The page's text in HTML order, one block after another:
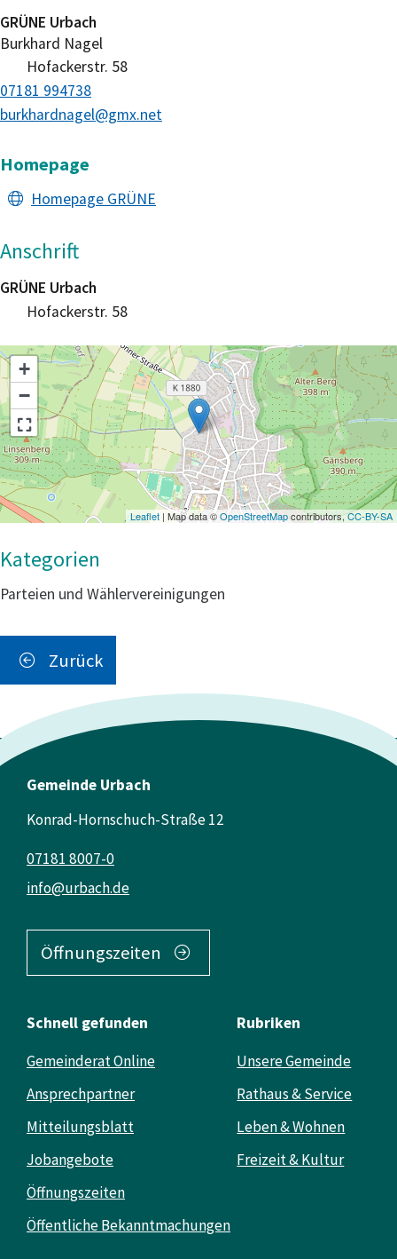
Burkhard Nagel
GRÜNE Urbach
Hofackerstr. 58
burkhardnagel@gmx.net
07181 994738
Homepage
Homepage GRÜNE
Anschrift
GRÜNE Urbach
Hofackerstr. 58
+
−
Leaflet | Map data ©OpenStreetMapcontributors,CC-BY-SA
Parteien und Wählervereinigungen
Zurück
Gemeinde Urbach
Konrad-Hornschuch-Straße 12
info@urbach.de
07181 8007-0
Öffnungszeiten
Schnell gefunden
Gemeinderat Online
Ansprechpartner
Mitteilungsblatt
Jobangebote
Öffnungszeiten
Öffentliche Bekanntmachungen
Rubriken
Unsere Gemeinde
Rathaus & Service
Leben & Wohnen
Freizeit & Kultur